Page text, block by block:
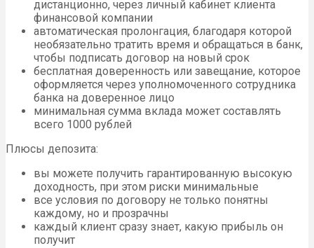
дистанционно, через личный кабинет клиента
финансовой компании
автоматическая пролонгация, благодаря которой
необязательно тратить время и обращаться в банк,
чтобы подписать договор на новый срок
бесплатная доверенность или завещание, которое
оформляется через уполномоченного сотрудника
банка на доверенное лицо
минимальная сумма вклада может составлять
всего 1000 рублей
Плюсы депозита:
вы можете получить гарантированную высокую
доходность, при этом риски минимальные
все условия по договору не только понятны
каждому, но и прозрачны
каждый клиент сразу знает, какую прибыль он
получит